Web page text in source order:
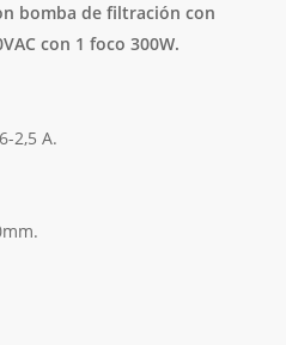
bomba de filtración con
con 1 foco 300W.
2,5 A.